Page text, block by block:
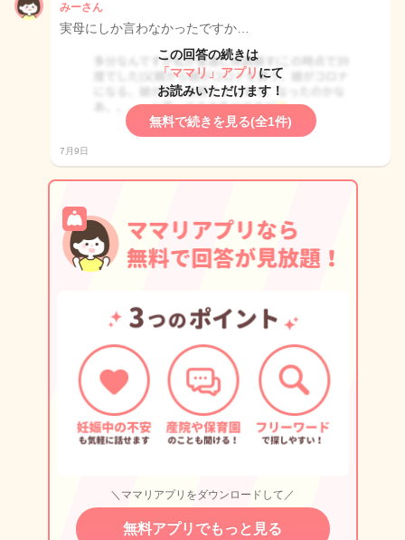
みーさん
実母にしか言わなかったですか…
この回答の続きは
「ママリ」アプリ にて
お読みいただけます！
無料で続きを見る(全1件)
7月9日
＼ママリアプリをダウンロードして／
無料アプリでもっと見る